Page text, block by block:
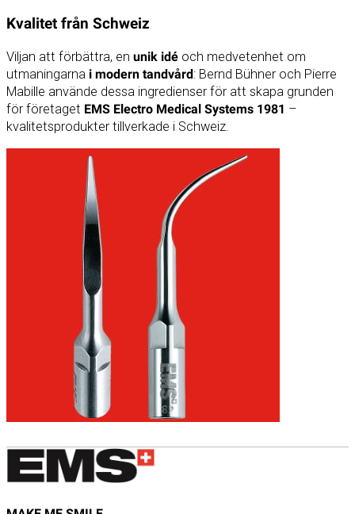
Kvalitet från Schweiz
Viljan att förbättra, en unik idé och medvetenhet om
utmaningarna i modern tandvård: Bernd Bühner och Pierre
Mabille använde dessa ingredienser för att skapa grunden
för företaget EMS Electro Medical Systems 1981 –
kvalitetsprodukter tillverkade i Schweiz.